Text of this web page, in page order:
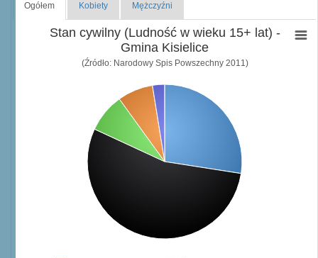
Ogółem Kobiety Mężczyźni
Stan cywilny (Ludność w wieku 15+ lat) -
Gmina Kisielice
(Źródło: Narodowy Spis Powszechny 2011)